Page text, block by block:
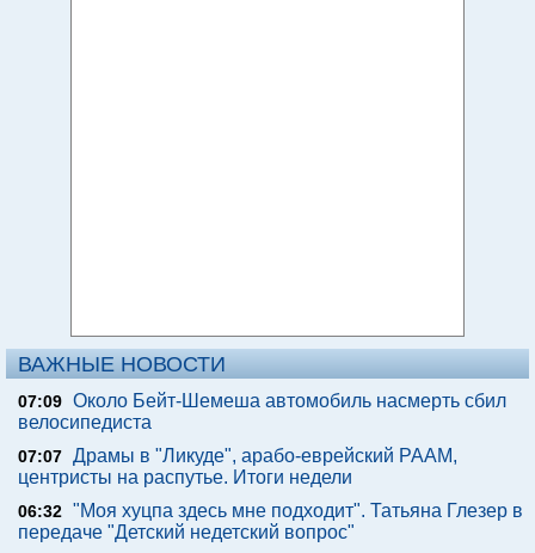
ВАЖНЫЕ НОВОСТИ
07:09 Около Бейт-Шемеша автомобиль насмерть сбил
велосипедиста
07:07 Драмы в "Ликуде", арабо-еврейский РААМ,
центристы на распутье. Итоги недели
06:32 "Моя хуцпа здесь мне подходит". Татьяна Глезер в
передаче "Детский недетский вопрос"